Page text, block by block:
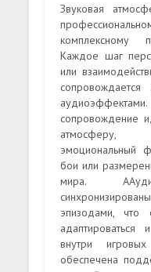
Звуковая
комплексному
Каждое шаг
или
сопровождение
атмосферу,
эмоциональный
бои или
мира.
эпизодами, что
внутри
обеспечена